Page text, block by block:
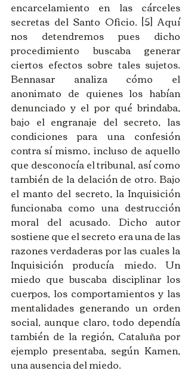
encarcelamiento en las cárceles
secretas del Santo Oficio. [5] Aquí
nos detendremos pues dicho
procedimiento buscaba generar
ciertos efectos sobre tales sujetos.
Bennasar analiza cómo el
anonimato de quienes los habían
denunciado y el por qué brindaba,
bajo el engranaje del secreto, las
condiciones para una confesión
contra sí mismo, incluso de aquello
que desconocía el tribunal, así como
también de la delación de otro. Bajo
el manto del secreto, la Inquisición
funcionaba como una destrucción
moral del acusado. Dicho autor
sostiene que el secreto era una de las
razones verdaderas por las cuales la
Inquisición producía miedo. Un
miedo que buscaba disciplinar los
cuerpos, los comportamientos y las
mentalidades generando un orden
social, aunque claro, todo dependía
también de la región, Cataluña por
ejemplo presentaba, según Kamen,
una ausencia del miedo.